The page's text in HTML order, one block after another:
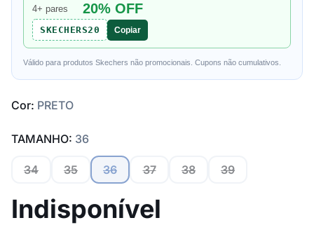
4+ pares 20% OFF
SKECHERS20 Copiar
Válido para produtos Skechers não promocionais. Cupons não cumulativos.
Cor: PRETO
TAMANHO: 36
34 35 36 37 38 39
Indisponível